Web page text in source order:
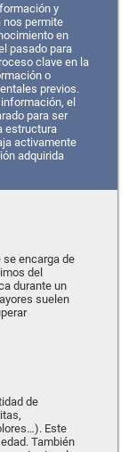
y
nos permite
en
pasado para
clave en la
o
previos.
el
para ser
estructura
activamente
adquirida
encarga de
del
durante un
suelen
de
Este
También